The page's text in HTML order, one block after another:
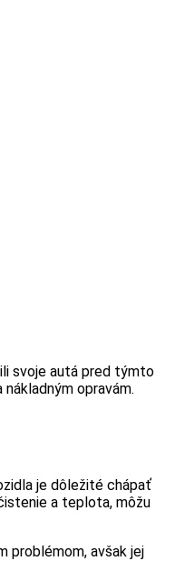
svoje autá pred týmto
opravám.
je dôležité chápať
a teplota, môžu
problémom, avšak jej